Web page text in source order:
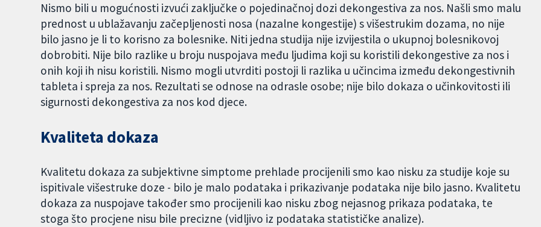
Nismo bili u mogućnosti izvući zaključke o pojedinačnoj dozi dekongestiva za nos. Našli smo malu
prednost u ublažavanju začepljenosti nosa (nazalne kongestije) s višestrukim dozama, no nije
bilo jasno je li to korisno za bolesnike. Niti jedna studija nije izvijestila o ukupnoj bolesnikovoj
dobrobiti. Nije bilo razlike u broju nuspojava među ljudima koji su koristili dekongestive za nos i
onih koji ih nisu koristili. Nismo mogli utvrditi postoji li razlika u učincima između dekongestivnih
tableta i spreja za nos. Rezultati se odnose na odrasle osobe; nije bilo dokaza o učinkovitosti ili
sigurnosti dekongestiva za nos kod djece.
Kvaliteta dokaza
Kvalitetu dokaza za subjektivne simptome prehlade procijenili smo kao nisku za studije koje su
ispitivale višestruke doze - bilo je malo podataka i prikazivanje podataka nije bilo jasno. Kvalitetu
dokaza za nuspojave također smo procijenili kao nisku zbog nejasnog prikaza podataka, te
stoga što procjene nisu bile precizne (vidljivo iz podataka statističke analize).